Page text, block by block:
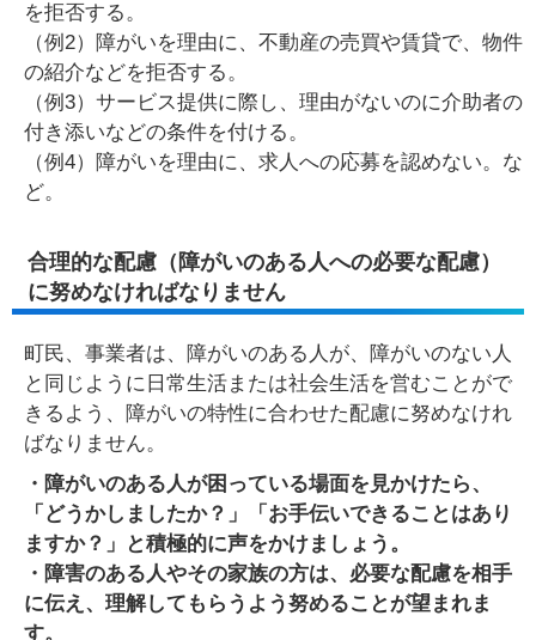
を拒否する。
（例2）障がいを理由に、不動産の売買や賃貸で、物件
の紹介などを拒否する。
（例3）サービス提供に際し、理由がないのに介助者の
付き添いなどの条件を付ける。
（例4）障がいを理由に、求人への応募を認めない。な
ど。
合理的な配慮（障がいのある人への必要な配慮）
に努めなければなりません
町民、事業者は、障がいのある人が、障がいのない人
と同じように日常生活または社会生活を営むことがで
きるよう、障がいの特性に合わせた配慮に努めなけれ
ばなりません。
・障がいのある人が困っている場面を見かけたら、
「どうかしましたか？」「お手伝いできることはあり
ますか？」と積極的に声をかけましょう。
・障害のある人やその家族の方は、必要な配慮を相手
に伝え、理解してもらうよう努めることが望まれま
す。